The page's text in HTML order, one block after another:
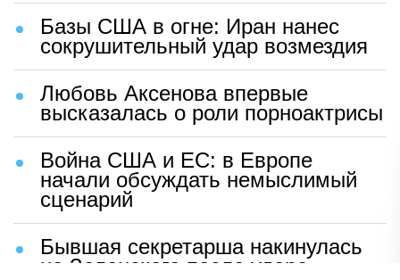
Базы США в огне: Иран нанес
сокрушительный удар возмездия
Любовь Аксенова впервые
высказалась о роли порноактрисы
Война США и ЕС: в Европе
начали обсуждать немыслимый
сценарий
Бывшая секретарша накинулась
на Зеленского после удара